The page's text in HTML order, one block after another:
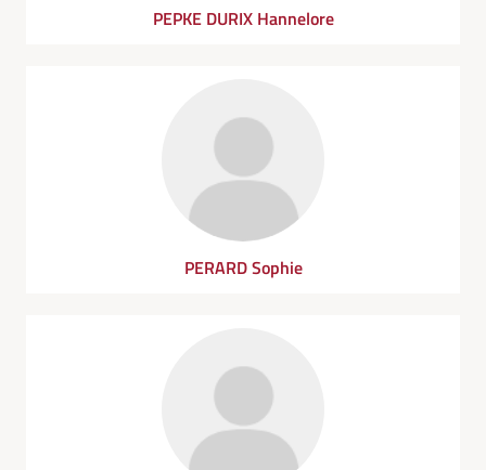
PEPKE DURIX Hannelore
PERARD Sophie